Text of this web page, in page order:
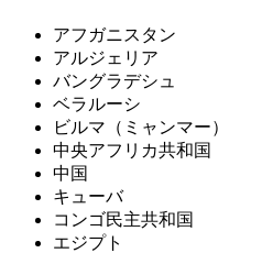
アフガニスタン
アルジェリア
バングラデシュ
ベラルーシ
ビルマ（ミャンマー）
中央アフリカ共和国
中国
キューバ
コンゴ民主共和国
エジプト